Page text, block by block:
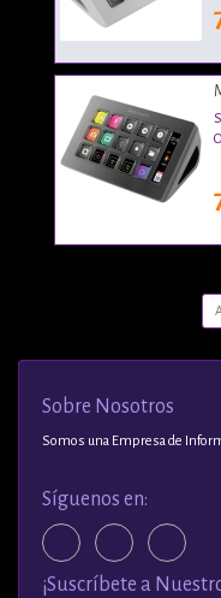
Sobre Nosotros
Somos una Empresa de
Síguenos en:
¡Suscríbete a